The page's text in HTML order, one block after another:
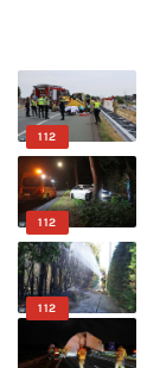
112
112
112